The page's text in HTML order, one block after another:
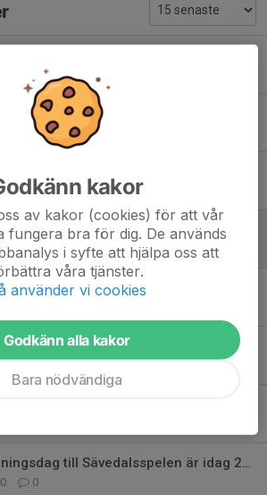
i Göteborg lördag 18/7
0
juli
0
onsdag 17/6
Sista anmälningsdag till Sävedalsspelen är idag 20 maj
0
kakor
av kakor (cookies) för att vår
fungera bra för dig. De används
i syfte att hjälpa oss att
våra tjänster.
använder vi cookies
Godkänn alla kakor
Bara nödvändiga